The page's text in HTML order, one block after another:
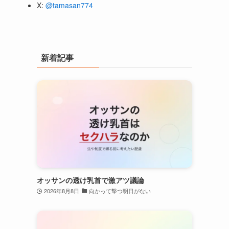
X: @tamasan774
新着記事
オッサンの透け乳首で激アツ議論
2026年8月8日 向かって撃つ明日がない